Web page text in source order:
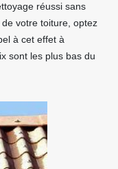
réussi sans
votre toiture, optez
à cet effet à
sont les plus bas du